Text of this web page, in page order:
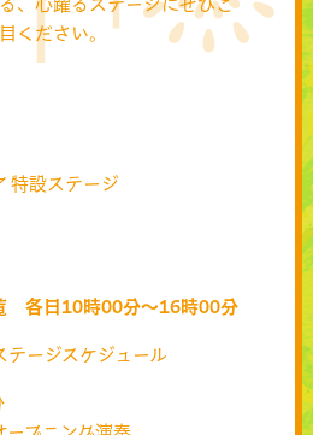
、心躍るステージにぜひご
ください。
特設ステージ
各日10時00分～16時00分
ージスケジュール